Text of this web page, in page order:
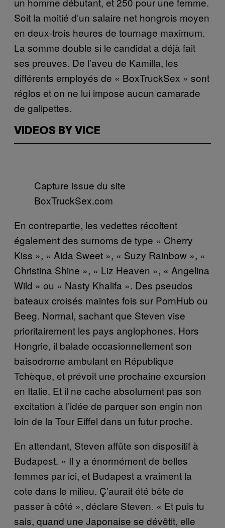
Soit la moitié d’un salaire net hongrois moyen
en deux-trois heures de tournage maximum.
La somme double si le candidat a déjà fait
ses preuves. De l’aveu de Kamilla, les
différents employés de « BoxTruckSex » sont
réglos et on ne lui impose aucun camarade
de galipettes.
VIDEOS BY VICE
Capture issue du site
BoxTruckSex.com
En contrepartie, les vedettes récoltent
également des surnoms de type « Cherry
Kiss », « Aida Sweet », « Suzy Rainbow », «
Christina Shine », « Liz Heaven », « Angelina
Wild » ou « Nasty Khalifa ». Des pseudos
bateaux croisés maintes fois sur PornHub ou
Beeg. Normal, sachant que Steven vise
prioritairement les pays anglophones. Hors
Hongrie, il balade occasionnellement son
baisodrome ambulant en République
Tchèque, et prévoit une prochaine excursion
en Italie. Et il ne cache absolument pas son
excitation à l’idée de parquer son engin non
loin de la Tour Eiffel dans un futur proche.
En attendant, Steven affûte son dispositif à
Budapest. « Il y a énormément de belles
femmes par ici, et Budapest a vraiment la
cote dans le milieu. Ç’aurait été bête de
passer à côté », déclare Steven. « Et puis tu
sais, quand une Japonaise se dévêtit, elle